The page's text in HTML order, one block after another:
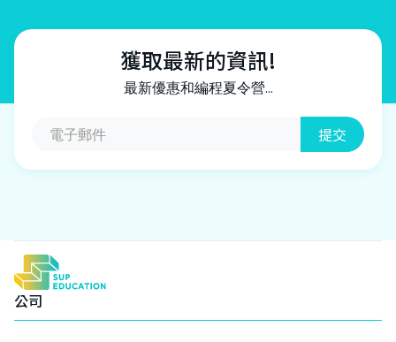
獲取最新的資訊!
最新優惠和編程夏令營...
公司